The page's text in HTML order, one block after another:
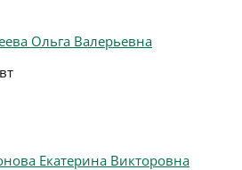
Ольга Валерьевна
Екатерина Викторовна